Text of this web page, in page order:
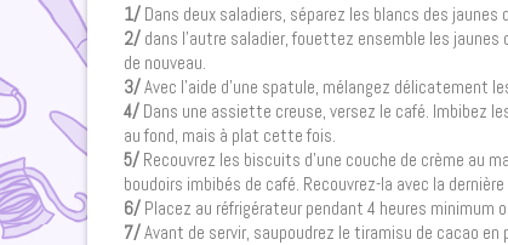
1/ Dans deux saladiers, séparez les blancs des
2/ dans l’autre saladier, fouettez ensemble les
de nouveau.
3/Avec l’aide d’une spatule, mélangez délicatement
4/ Dans une assiette creuse, versez le café. Imbibez
au fond, mais à plat cette fois.
5/ Recouvrez les biscuits d’une couche de crème au
boudoirs imbibés de café. Recouvrez-la avec la
6/ Placez au réfrigérateur pendant 4 heures minimum
7/Avant de servir, saupoudrez le tiramisu de cacao en